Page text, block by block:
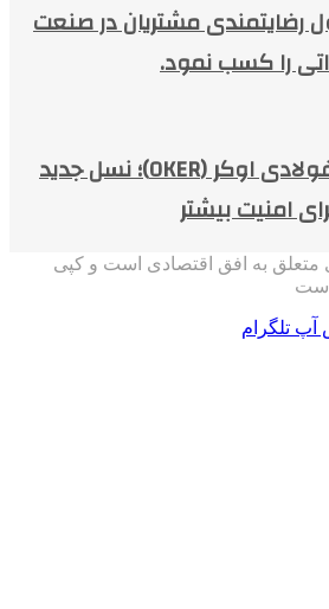
رضایتمندی مشتریان در صنعت
را کسب نمود.
معرفی کرکره فولادی اوکر (OKER)؛ نسل جدید
امنیت بیشتر
متعلق به افق اقتصادی است و کپی
است
آپ تلگرام